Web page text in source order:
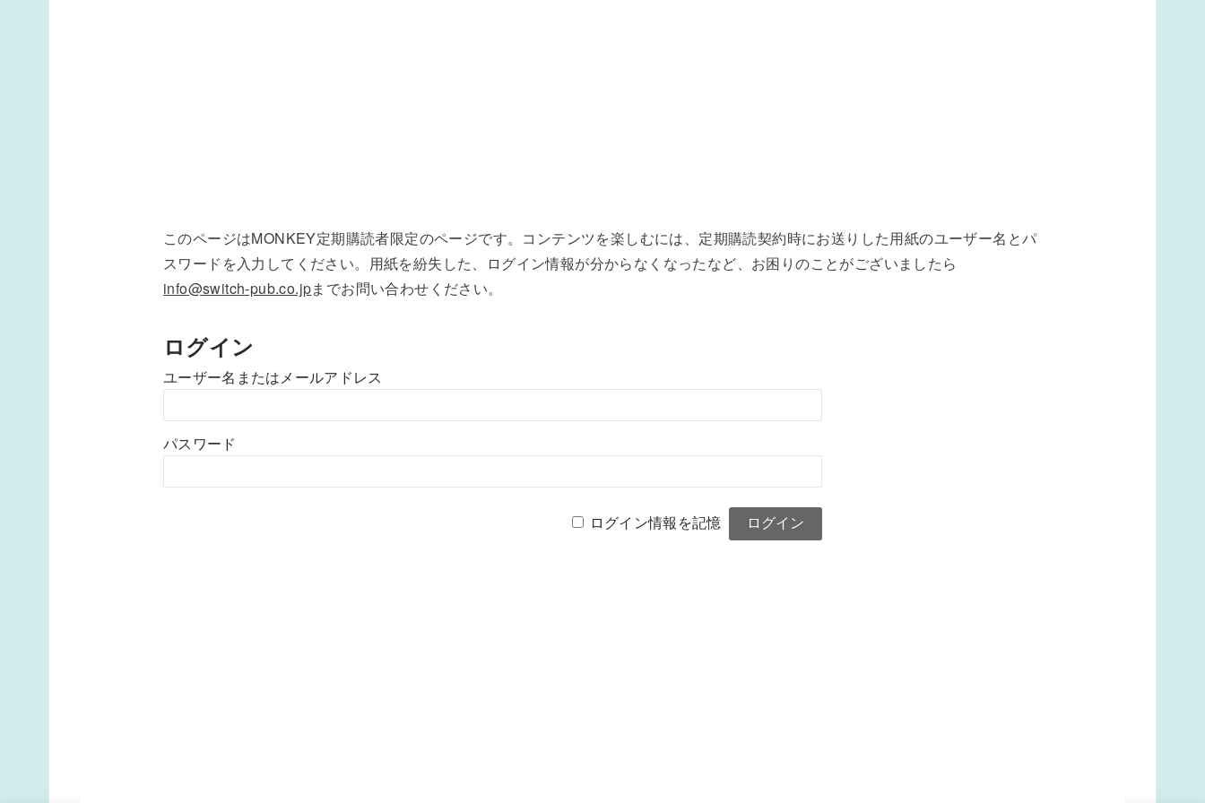
このページはMONKEY定期購読者限定のページです。コンテンツを楽しむには、定期購読契約時にお送りした用紙のユーザー名とパ
スワードを入力してください。用紙を紛失した、ログイン情報が分からなくなったなど、お困りのことがございましたら
info@switch-pub.co.jpまでお問い合わせください。
ログイン
ユーザー名またはメールアドレス
パスワード
ログイン情報を記憶